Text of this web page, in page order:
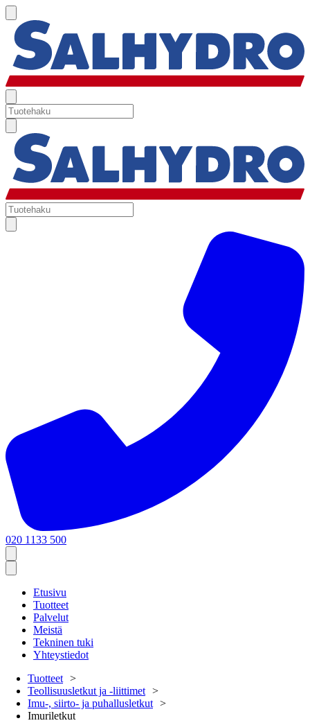
020 1133 500
Etusivu
Tuotteet
Palvelut
Meistä
Tekninen tuki
Yhteystiedot
Tuotteet
Teollisuusletkut ja -liittimet
Imu-, siirto- ja puhallusletkut
Imuriletkut